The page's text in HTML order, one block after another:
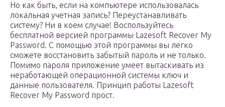
Но как быть, если на компьютере использовалась
локальная учетная запись? Переустанавливать
систему? Ни в коем случае! Воспользуйтесь
бесплатной версией программы Lazesoft Recover My
Password. С помощью этой программы вы легко
сможете восстановить забытый пароль и не только.
Помимо пароля приложение умеет вытаскивать из
неработающей операционной системы ключ и
данные пользователя. Принцип работы Lazesoft
Recover My Password прост.